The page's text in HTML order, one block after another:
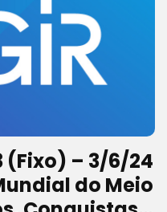
(Fixo) – 3/6/24
do Meio